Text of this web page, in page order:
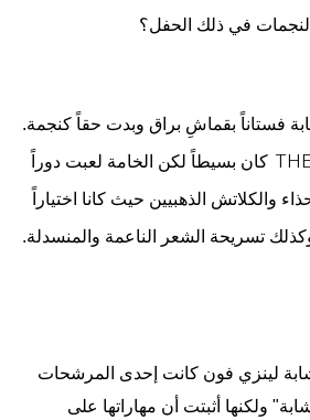
في ذلك الحفل؟
فستاناً بقماشِ براق وبدت حقاً كنجمة.
كان بسيطاً لكن الخامة لعبت دوراً
والكلاتش الذهبيين حيث كانا اختياراً
تسريحة الشعر الناعمة والمنسدلة.
لينزي فون كانت إحدى المرشحات
ولكنها أثبتت أن مهاراتها على